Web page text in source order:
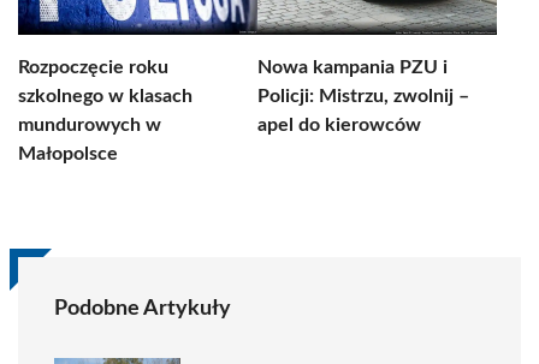
Rozpoczęcie roku
szkolnego w klasach
mundurowych w
Małopolsce
Nowa kampania PZU i
Policji: Mistrzu, zwolnij –
apel do kierowców
Podobne Artykuły